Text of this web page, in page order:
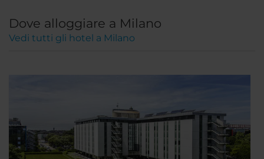
Dove alloggiare a Milano
Vedi tutti gli hotel a Milano